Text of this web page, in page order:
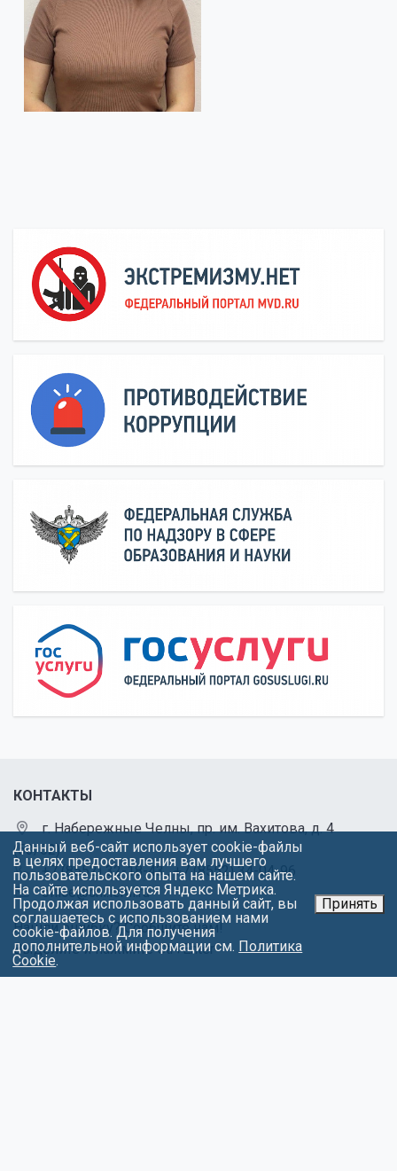
КОНТАКТЫ
г. Набережные Челны, пр. им. Вахитова, д. 4
(53/02)
+7 (8552) 32-18-43 ,+7 (8552) 34-04-96
office@chl.ieml.ru
Нашли ошибку? Сообщите нам!
Выделите и нажмите Ctr+Enter
Данный веб-сайт использует cookie-файлы
в целях предоставления вам лучшего
пользовательского опыта на нашем сайте.
На сайте используется Яндекс Метрика.
Продолжая использовать данный сайт, вы
соглашаетесь с использованием нами
cookie-файлов. Для получения
дополнительной информации см. Политика
Cookie.
Принять